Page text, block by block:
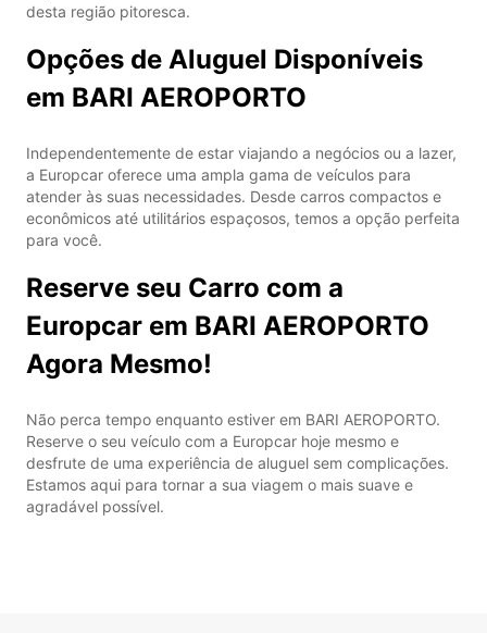
desta região pitoresca.
Opções de Aluguel Disponíveis
em BARI AEROPORTO
Independentemente de estar viajando a negócios ou a lazer,
a Europcar oferece uma ampla gama de veículos para
atender às suas necessidades. Desde carros compactos e
econômicos até utilitários espaçosos, temos a opção perfeita
para você.
Reserve seu Carro com a
Europcar em BARI AEROPORTO
Agora Mesmo!
Não perca tempo enquanto estiver em BARI AEROPORTO.
Reserve o seu veículo com a Europcar hoje mesmo e
desfrute de uma experiência de aluguel sem complicações.
Estamos aqui para tornar a sua viagem o mais suave e
agradável possível.